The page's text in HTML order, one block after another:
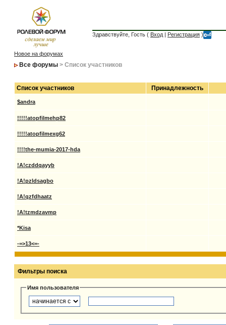
Здравствуйте, Гость ( Вход | Регистрация )
Новое на форумах
Все форумы > Список участников
Список участников Принадлежность
$andra
!!!!!atopfilmehp82
!!!!!atopfilmexg62
!!!!the-mumia-2017-hda
!A!czddqayyb
!A!pzldsagbo
!A!qzfdhaatz
!A!tzmdzavmp
*Kisa
-=>13<=-
Фильтры поиска
Имя пользователя